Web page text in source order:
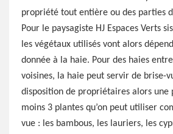
propriété tout entière ou des parties
Pour le paysagiste HJ Espaces Verts
les végétaux utilisés vont alors
donnée à la haie. Pour des haies
voisines, la haie peut servir de brise-
disposition de propriétaires alors une
moins 3 plantes qu’on peut utiliser
vue : les bambous, les lauriers, les